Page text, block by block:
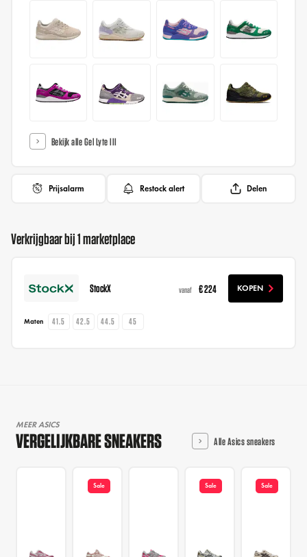
Bekijk alle Gel Lyte III
Prijsalarm Restock alert Delen
Verkrijgbaar bij 1 marketplace
StockX vanaf € 224 KOPEN
Maten 41.5 42.5 44.5 45
MEER ASICS
VERGELIJKBARE SNEAKERS Alle Asics sneakers
Sale Sale Sale